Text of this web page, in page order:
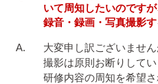
いて周知したいのです
録音・録画・写真撮影
大変申し訳ございませ
撮影は原則お断りしてい
研修内容の周知を希望